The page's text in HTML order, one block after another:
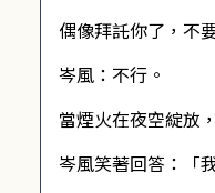
偶像拜託你了，不
岑風：不行。
當煙火在夜空綻放
岑風笑著回答：「